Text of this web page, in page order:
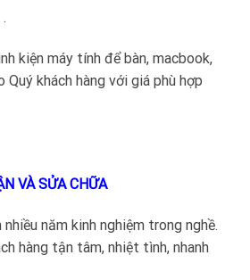
kiện máy tính để bàn, macbook,
khách hàng với giá phù hợp
VÀ SỬA CHỮA
năm kinh nghiệm trong nghề.
hàng tận tâm, nhiệt tình, nhanh